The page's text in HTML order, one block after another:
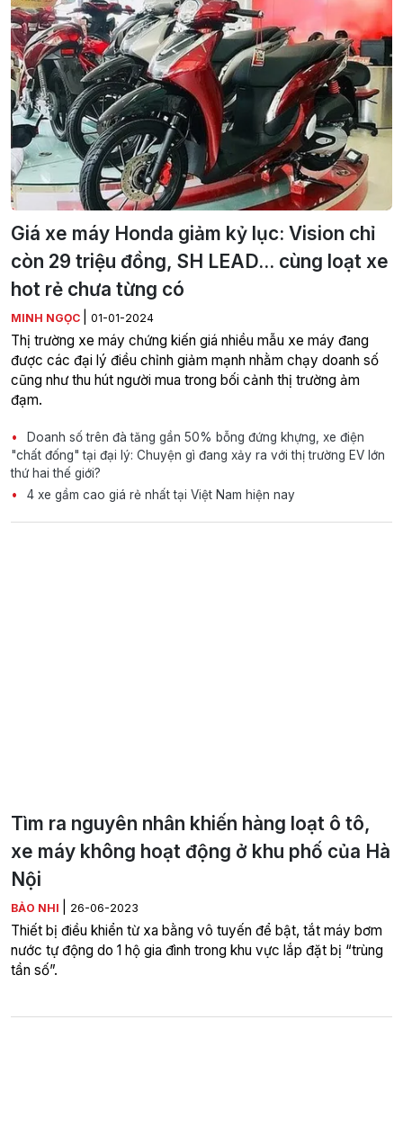
Giá xe máy Honda giảm kỷ lục: Vision chỉ
còn 29 triệu đồng, SH LEAD... cùng loạt xe
hot rẻ chưa từng có
MINH NGỌC 01-01-2024
Thị trường xe máy chứng kiến giá nhiều mẫu xe máy đang
được các đại lý điều chỉnh giảm mạnh nhằm chạy doanh số
cũng như thu hút người mua trong bối cảnh thị trường ảm
đạm.
Doanh số trên đà tăng gần 50% bỗng đứng khựng, xe điện
"chất đống" tại đại lý: Chuyện gì đang xảy ra với thị trường EV lớn
thứ hai thế giới?
4 xe gầm cao giá rẻ nhất tại Việt Nam hiện nay
Tìm ra nguyên nhân khiến hàng loạt ô tô,
xe máy không hoạt động ở khu phố của Hà
Nội
BẢO NHI 26-06-2023
Thiết bị điều khiển từ xa bằng vô tuyến để bật, tắt máy bơm
nước tự động do 1 hộ gia đình trong khu vực lắp đặt bị “trùng
tần số”.